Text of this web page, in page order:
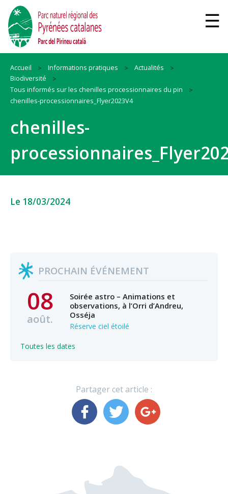
Accueil Informations pratiques
Actualités
Biodiversité
Tous informés sur les chenilles processionnaires du pin
chenilles-processionnaires_Flyer2023V4
chenilles-
Le 18/03/2024
PROCHAIN ÉVÉNEMENT
08
août.
Soirée astro – Animations et
observations, à l’Orri d’Andreu,
Osséja
Réserve ciel étoilé
Toutes les dates
Partager cet article :